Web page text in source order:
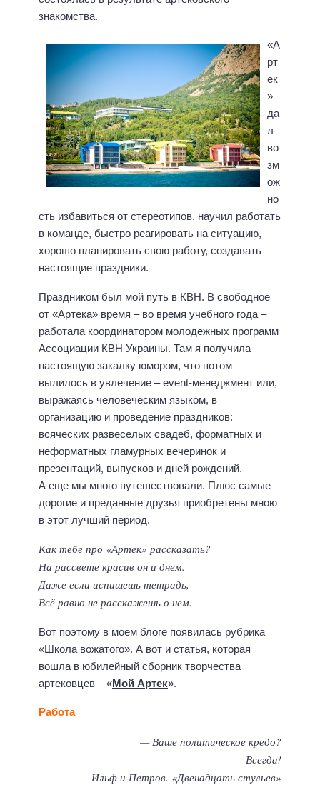
знакомства.
«А
рт
ек
»
да
л
во
зм
ож
но
сть избавиться от стереотипов, научил работать
в команде, быстро реагировать на ситуацию,
хорошо планировать свою работу, создавать
настоящие праздники.
Праздником был мой путь в КВН. В свободное
от «Артека» время – во время учебного года –
работала координатором молодежных программ
Ассоциации КВН Украины. Там я получила
настоящую закалку юмором, что потом
вылилось в увлечение – event-менеджмент или,
выражаясь человеческим языком, в
организацию и проведение праздников:
всяческих развеселых свадеб, форматных и
неформатных гламурных вечеринок и
презентаций, выпусков и дней рождений.
А еще мы много путешествовали. Плюс самые
дорогие и преданные друзья приобретены мною
в этот лучший период.
Как тебе про «Артек» рассказать?
На рассвете красив он и днем.
Даже если испишешь тетрадь,
Всё равно не расскажешь о нем.
Вот поэтому в моем блоге появилась рубрика
«Школа вожатого». А вот и статья, которая
вошла в юбилейный сборник творчества
артековцев – «Мой Артек».
Работа
— Ваше политическое кредо?
— Всегда!
Ильф и Петров. «Двенадцать стульев»